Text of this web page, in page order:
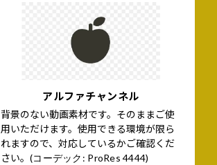
アルファチャンネル
背景のない動画素材です。そのままご使
用いただけます。使用できる環境が限ら
れますので、対応しているかご確認くだ
さい。 (コーデック: ProRes 4444)